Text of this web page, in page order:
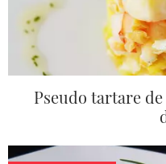
Pseudo tartare